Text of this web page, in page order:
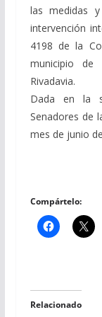
las medidas
intervención
4198 de la
municipio de
Rivadavia.
Dada en la
Senadores de
mes de junio
Compártelo:
Relacionado